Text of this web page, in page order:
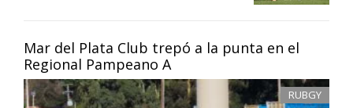
Mar del Plata Club trepó a la punta en el
Regional Pampeano A
RUBGY